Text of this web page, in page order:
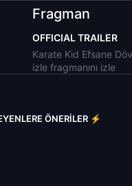
Fragman
OFFICIAL TRAILER
Karate Kid Efsane
izle fragmanını izle
ÖNERILER ⚡